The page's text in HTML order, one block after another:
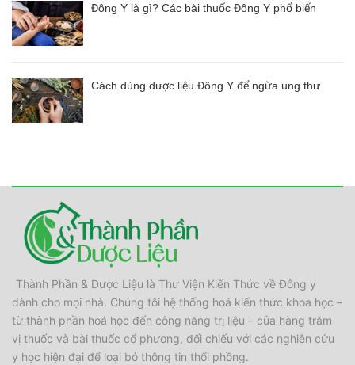
Đông Y là gì? Các bài thuốc Đông Y phổ biến
Cách dùng dược liệu Đông Y để ngừa ung thư
Thành Phần & Dược Liệu là Thư Viện Kiến Thức về Đông y
dành cho mọi nhà. Chúng tôi hệ thống hoá kiến thức khoa học –
từ thành phần hoá học đến công năng trị liệu – của hàng trăm
vị thuốc và bài thuốc cổ phương, đối chiếu với các nghiên cứu
y học hiện đại để loại bỏ thông tin thổi phồng.